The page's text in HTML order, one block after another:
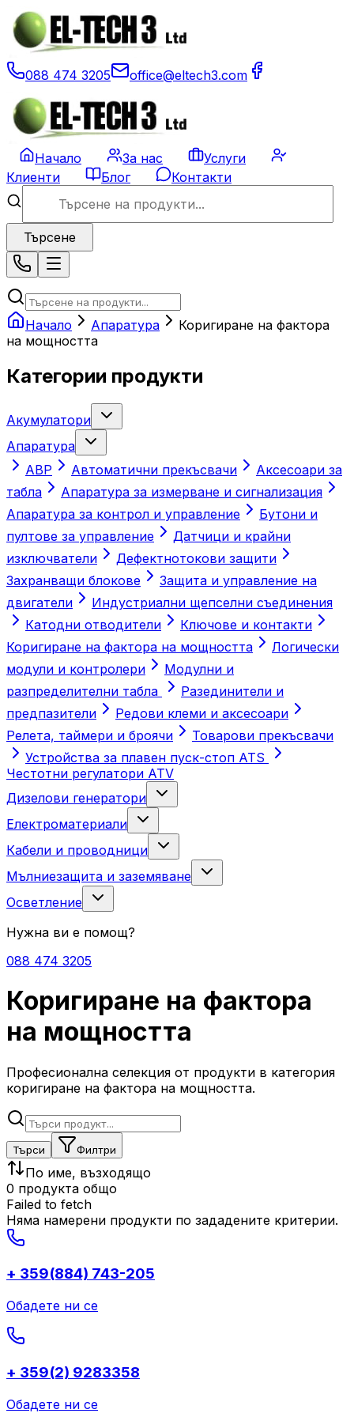
088 474 3205 office@eltech3.com
Начало За нас
Услуги
Клиенти
Блог Контакти
Търсене
Начало Апаратура
Коригиране на фактора
на мощността
Категории продукти
Акумулатори
Апаратура
АВР
Автоматични прекъсвачи
Аксесоари за
табла
Апаратура за измерване и сигнализация
Апаратура за контрол и управление
Бутони и
пултове за управление
Датчици и крайни
изключватели
Дефектнотокови защити
Захранващи блокове
Защита и управление на
двигатели
Индустриални щепселни съединения
Катодни отводители
Ключове и контакти
Коригиране на фактора на мощността
Логически
модули и контролери
Модулни и
разпределителни табла
Разединители и
предпазители
Редови клеми и аксесоари
Релета, таймери и броячи
Товарови прекъсвачи
Устройства за плавен пуск-стоп ATS
Честотни регулатори ATV
Дизелови генератори
Електроматериали
Кабели и проводници
Мълниезащита и заземяване
Осветление
Нужна ви е помощ?
088 474 3205
Коригиране на фактора
на мощността
Професионална селекция от продукти в категория
коригиране на фактора на мощността.
Търси Филтри
По име, възходящо
0 продукта общо
Failed to fetch
Няма намерени продукти по зададените критерии.
+ 359(884) 743-205
Обадете ни се
+ 359(2) 9283358
Обадете ни се